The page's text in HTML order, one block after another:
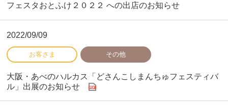
フェスタおとふけ２０２２ への出店のお知らせ
2022/09/09
大阪・あべのハルカス「どさんこしまんちゅフェスティバ
ル」出展のお知らせ